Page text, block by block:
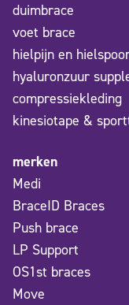
duimbrace
voet brace
hielpijn en
hyaluronzuur
compressiekleding
kinesiotape &
merken
Medi
BraceID Braces
Push brace
LP Support
OS1st braces
Move